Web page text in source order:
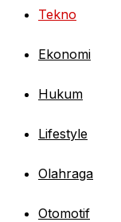
Tekno
Ekonomi
Hukum
Lifestyle
Olahraga
Otomotif